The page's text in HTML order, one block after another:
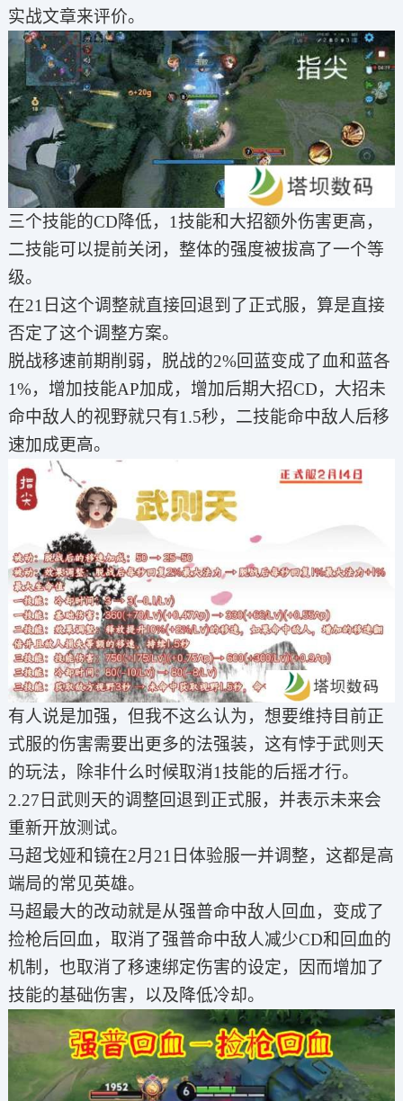
实战文章来评价。
三个技能的CD降低，1技能和大招额外伤害更高，
二技能可以提前关闭，整体的强度被拔高了一个等
级。
在21日这个调整就直接回退到了正式服，算是直接
否定了这个调整方案。
脱战移速前期削弱，脱战的2%回蓝变成了血和蓝各
1%，增加技能AP加成，增加后期大招CD，大招未
命中敌人的视野就只有1.5秒，二技能命中敌人后移
速加成更高。
有人说是加强，但我不这么认为，想要维持目前正
式服的伤害需要出更多的法强装，这有悖于武则天
的玩法，除非什么时候取消1技能的后摇才行。
2.27日武则天的调整回退到正式服，并表示未来会
重新开放测试。
马超戈娅和镜在2月21日体验服一并调整，这都是高
端局的常见英雄。
马超最大的改动就是从强普命中敌人回血，变成了
捡枪后回血，取消了强普命中敌人减少CD和回血的
机制，也取消了移速绑定伤害的设定，因而增加了
技能的基础伤害，以及降低冷却。